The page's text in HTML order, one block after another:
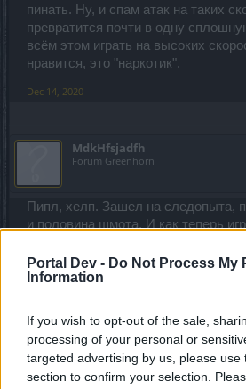
Portal Dev - Do Not Process My
Information
If you wish to opt-out of the sale,
processing of your personal or
targeted advertising by us, please use
section to confirm your selection.
пинать. Ну, и спам атак на таких
превратится почти в одну
всём этом играть на высоких
нравится, это "наркотик".
Dec 14, 2020
MdkHfsjadfh
Forum Greenhorn
Пипл, хелп. Зашел на следопыта,
и половина шмота. И как теперь
Dec 14, 2020
ЗмейГорыныч
Forum Pro